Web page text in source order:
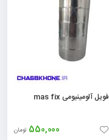
فویل آلومینیومی mas fix
550,000 تومان